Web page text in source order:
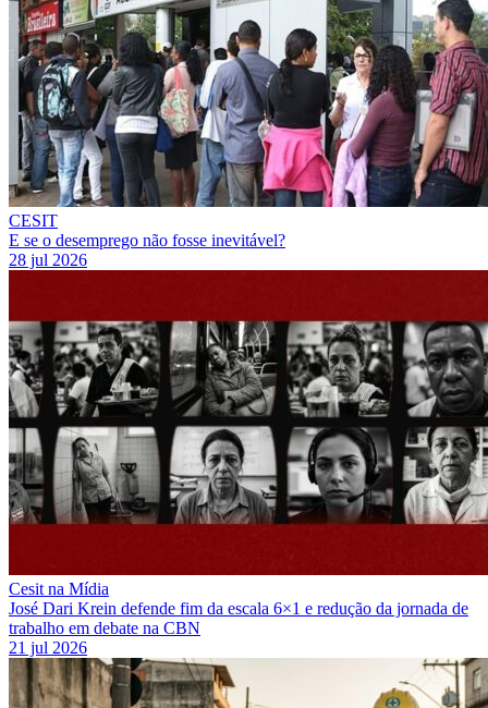
CESIT
E se o desemprego não fosse inevitável?
28 jul 2026
Cesit na Mídia
José Dari Krein defende fim da escala 6×1 e redução da jornada de
trabalho em debate na CBN
21 jul 2026